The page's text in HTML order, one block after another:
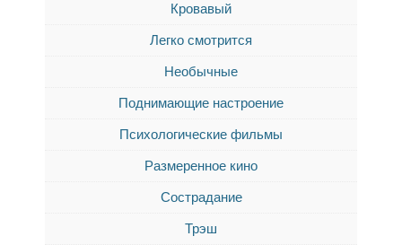
Кровавый
Легко смотрится
Необычные
Поднимающие настроение
Психологические фильмы
Размеренное кино
Сострадание
Трэш